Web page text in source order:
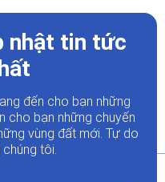
nhật tin tức
đến cho bạn những
cho bạn những chuyến
vùng đất mới. Tự do
tôi.